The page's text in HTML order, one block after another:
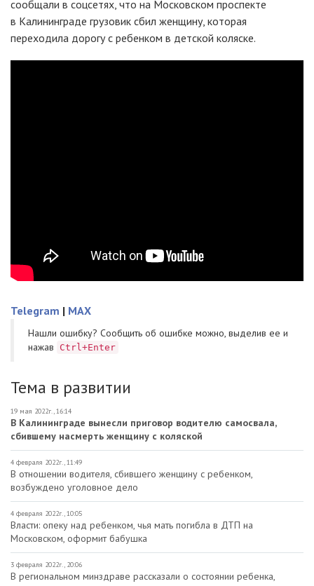
сообщали в соцсетях, что на Московском проспекте
в Калининграде грузовик сбил женщину, которая
переходила дорогу с ребенком в детской коляске.
Telegram | MAX
Нашли ошибку? Cообщить об ошибке можно, выделив ее и
нажав
Ctrl+Enter
Тема в развитии
19 мая 2022г., 16:14
В Калининграде вынесли приговор водителю самосвала,
сбившему насмерть женщину с коляской
4 февраля 2022г., 11:49
В отношении водителя, сбившего женщину с ребенком,
возбуждено уголовное дело
4 февраля 2022г., 10:05
Власти: опеку над ребенком, чья мать погибла в ДТП на
Московском, оформит бабушка
3 февраля 2022г., 20:06
В региональном минздраве рассказали о состоянии ребенка,